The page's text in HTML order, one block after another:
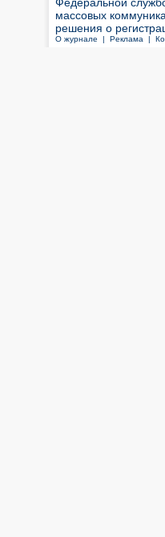
массовых
решения о
О журнале | Реклама |